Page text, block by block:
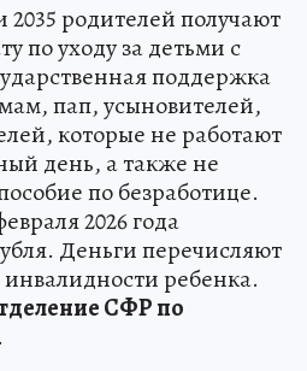
2035 родителей получают
по уходу за детьми с
поддержка
пап, усыновителей,
которые не работают
день, а также не
по безработице.
2026 года
Деньги перечисляют
ребенка.
СФР по
.